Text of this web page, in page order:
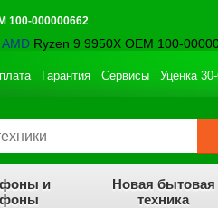
100-000000662
Ryzen 9 9950X OEM 100-
Гарантия Сервисы Уценка
и
Новая бытовая
техника